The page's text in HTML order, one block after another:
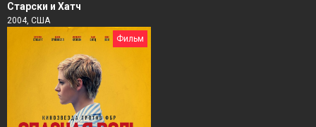
Старски и Хатч
2004, США
Фильм